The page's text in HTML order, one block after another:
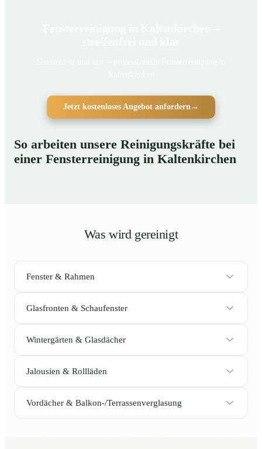
Jetzt kostenloses Angebot anfordern→
So arbeiten unsere Reinigungskräfte bei
einer Fensterreinigung in Kaltenkirchen
Was wird gereinigt
Fenster & Rahmen
Glasfronten & Schaufenster
Wintergärten & Glasdächer
Jalousien & Rollläden
Vordächer & Balkon-/Terrassenverglasung